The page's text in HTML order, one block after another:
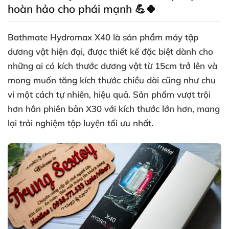
hoàn hảo cho phái mạnh 💪🍀
Bathmate Hydromax X40 là sản phẩm máy tập
dương vật hiện đại, được thiết kế đặc biệt dành cho
những ai có kích thước dương vật từ 15cm trở lên và
mong muốn tăng kích thước chiều dài cũng như chu
vi một cách tự nhiên, hiệu quả. Sản phẩm vượt trội
hơn hẳn phiên bản X30 với kích thước lớn hơn, mang
lại trải nghiệm tập luyện tối ưu nhất.